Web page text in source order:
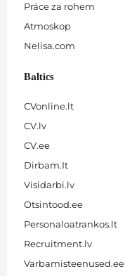
Práce za rohem
Atmoskop
Nelisa.com
Baltics
CVonline.lt
CV.lv
CV.ee
Dirbam.It
Visidarbi.lv
Otsintood.ee
Personaloatrankos.lt
Recruitment.lv
Varbamisteenused.ee